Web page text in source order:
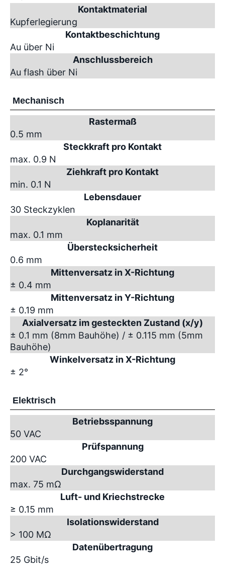
Kontaktmaterial
Kupferlegierung
Kontaktbeschichtung
Au über Ni
Anschlussbereich
Au flash über Ni
Mechanisch
Rastermaß
0.5 mm
Steckkraft pro Kontakt
max. 0.9 N
Ziehkraft pro Kontakt
min. 0.1 N
Lebensdauer
30 Steckzyklen
Koplanarität
max. 0.1 mm
Überstecksicherheit
0.6 mm
Mittenversatz in X-Richtung
± 0.4 mm
Mittenversatz in Y-Richtung
± 0.19 mm
Axialversatz im gesteckten Zustand (x/y)
± 0.1 mm (8mm Bauhöhe) / ± 0.115 mm (5mm
Bauhöhe)
Winkelversatz in X-Richtung
± 2°
Elektrisch
Betriebsspannung
50 VAC
Prüfspannung
200 VAC
Durchgangswiderstand
max. 75 mΩ
Luft- und Kriechstrecke
≥ 0.15 mm
Isolationswiderstand
> 100 MΩ
Datenübertragung
25 Gbit/s